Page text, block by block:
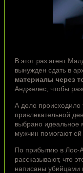
В этот раз агент
вынужден сдать в
материалы через
Анджелес, чтобы
А дело происходило
привлекательной
выбрано идеальное
мужчин помогают ей
По прибытию в Лос-
рассказывают, что
написаны убийцами